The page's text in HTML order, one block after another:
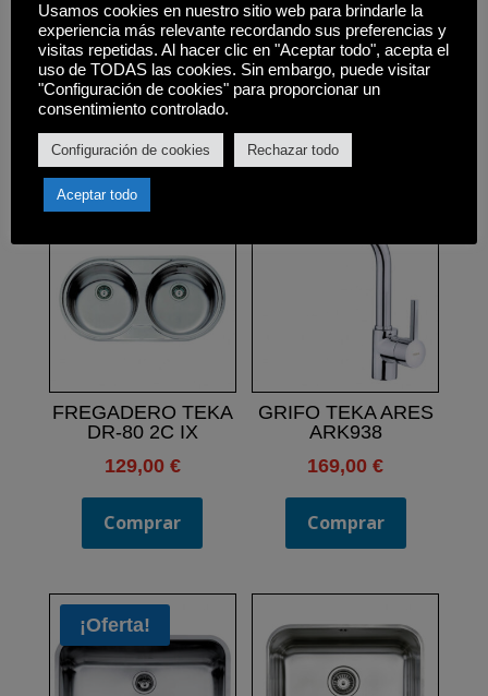
Latiguillos flexibles de alimentación de
3/8”.
Productos relacionados
FREGADERO TEKA
DR-80 2C IX
129,00 €
Comprar
GRIFO TEKA ARES
ARK938
169,00€
Comprar
¡Oferta!
Usamos cookies en nuestro sitio web para brindarle la
experiencia más relevante recordando sus preferencias y
visitas repetidas. Al hacer clic en "Aceptar todo", acepta el
uso de TODAS las cookies. Sin embargo, puede visitar
"Configuración de cookies" para proporcionar un
consentimiento controlado.
Configuración de cookies Rechazar todo
Aceptar todo